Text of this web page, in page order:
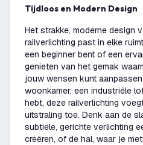
Tijdloos en Modern Design
Het strakke, moderne design
railverlichting past in elke
een beginner bent of een
genieten van het gemak
jouw wensen kunt
woonkamer, een industriële
hebt, deze railverlichting
uitstraling toe. Denk aan de
subtiele, gerichte verlichting
creëren, of de hal, waar je